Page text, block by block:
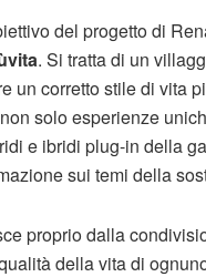
del progetto di
. Si tratta di un
un corretto stile di vita
solo esperienze
e ibridi plug-in della
sui temi della
proprio dalla
della vita di